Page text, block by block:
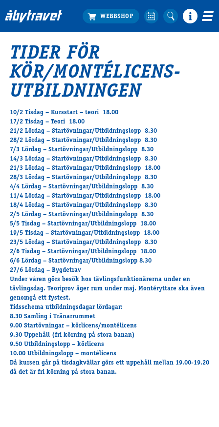
Köp biljett
Travprogrammet
Boka ställplats
Bra att veta
Restauranger
Catering by Lyon
Hotell nära oss
Nybörjar­guide
Presentkort
Tävlingsdagar
FAQ
Travkonferens
Exponering & värdskap
Aktiviteter
Tävling
Tävlingsserier
Träning och provlopp
Aktiva
Månadens hästägare 2026
Månadens B-tränare 2026
Euro Classic Trot
TIDER FÖR
KÖR/MONTÉLICENS-
UTBILDNINGEN
10/2 Tisdag – Kursstart – teori 18.00
17/2 Tisdag – Teori 18.00
21/2 Lördag – Startövningar/Utbildningslopp 8.30
28/2 Lördag – Startövningar/Utbildningslopp 8.30
7/3 Lördag – Startövningar/Utbildningslopp 8.30
14/3 Lördag – Startövningar/Utbildningslopp 8.30
21/3 Lördag – Startövningar/Utbildningslopp 18.00
28/3 Lördag – Startövningar/Utbildningslopp 8.30
4/4 Lördag – Startövningar/Utbildningslopp 8.30
11/4 Lördag – Startövningar/Utbildningslopp 18.00
18/4 Lördag – Startövningar/Utbildningslopp 8.30
2/5 Lördag – Startövningar/Utbildningslopp 8.30
5/5 Tisdag – Startövningar/Utbildningslopp 18.00
19/5 Tisdag – Startövningar/Utbildningslopp 18.00
23/5 Lördag – Startövningar/Utbildningslopp 8.30
2/6 Tisdag – Startövningar/Utbildningslopp 18.00
6/6 Lördag – Startövningar/Utbildningslopp 8.30
27/6 Lördag – Bygdetrav
Under våren görs besök hos tävlingsfunktionärerna under en
tävlingsdag. Teoriprov äger rum under maj. Montéryttare ska även
genomgå ett fystest.
Tidsschema utbildningsdagar lördagar:
8.30 Samling i Tränarrummet
9.00 Startövningar – körlicens/montélicens
9.30 Uppehåll (fri körning på stora banan)
9.50 Utbildningslopp – körlicens
10.00 Utbildningslopp – montélicens
Då kursen går på tisdagkvällar görs ett uppehåll mellan 19.00-19.20
då det är fri körning på stora banan.